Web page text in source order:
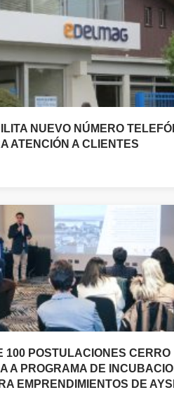
NUEVO NÚMERO
ATENCIÓN A CLIENTES
100 POSTULACIONES CERRO
A PROGRAMA DE
EMPRENDIMIENTOS DE